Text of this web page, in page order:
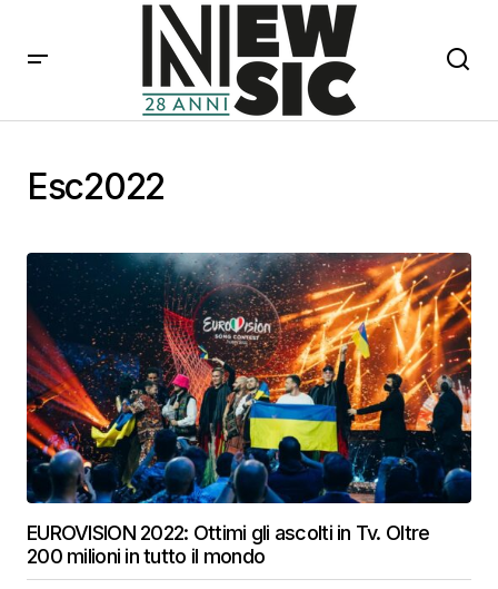
Esc2022
EUROVISION 2022: Ottimi gli ascolti in Tv. Oltre
200 milioni in tutto il mondo